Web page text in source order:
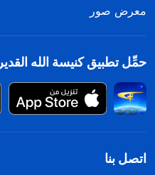
معرض صور
حمِّل تطبيق كنيسة الله القدير
اتصل بنا